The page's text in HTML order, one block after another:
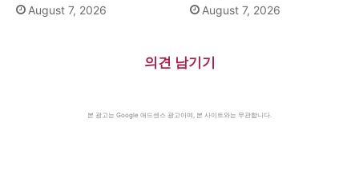
August 7, 2026 August 7, 2026
의견 남기기
본 광고는 Google 애드센스 광고이며, 본 사이트와는 무관합니다.